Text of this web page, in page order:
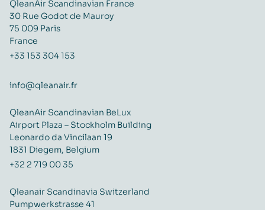
QleanAir Scandinavian France
30 Rue Godot de Mauroy
75 009 Paris
France
+33 153 304 153
info@qleanair.fr
QleanAir Scandinavian BeLux
Airport Plaza – Stockholm Building
Leonardo da Vincilaan 19
1831 Diegem, Belgium
+32 2 719 00 35
Qleanair Scandinavia Switzerland
Pumpwerkstrasse 41